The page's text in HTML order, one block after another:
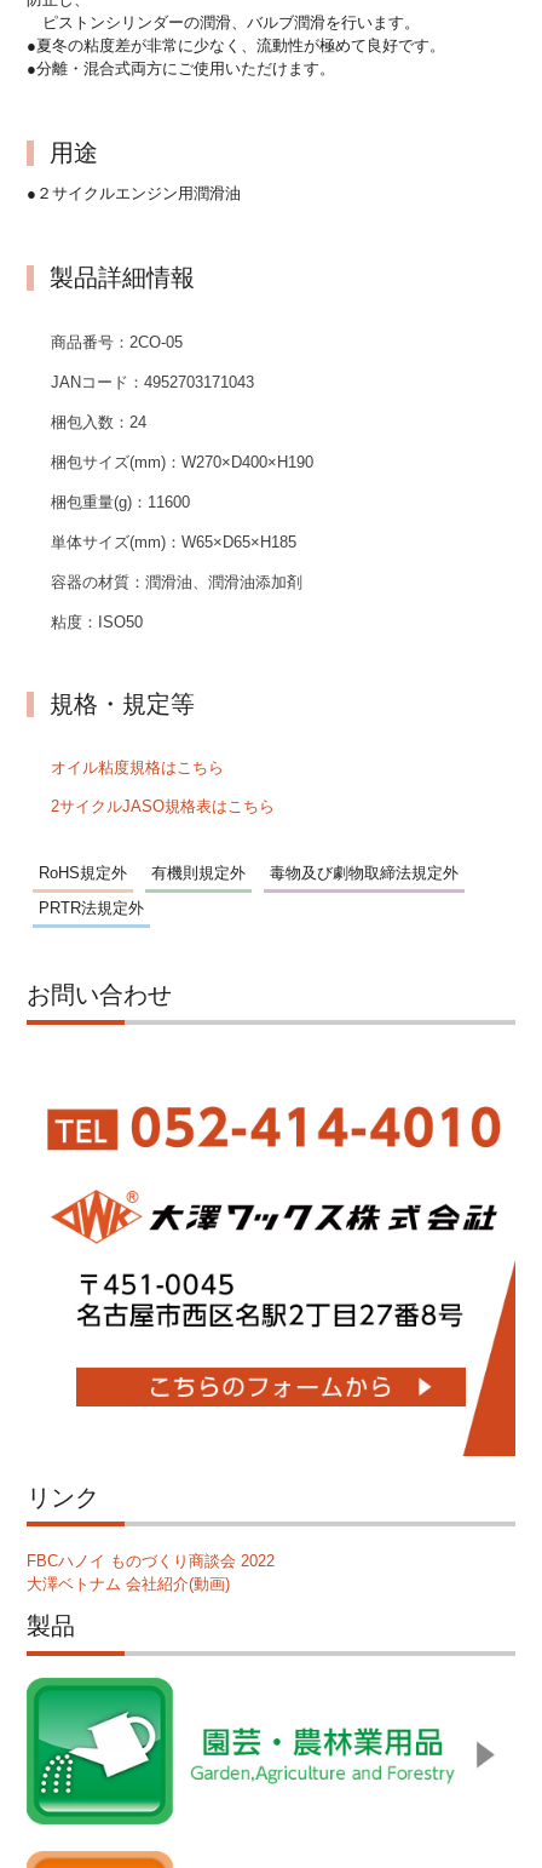
ピストンシリンダーの潤滑、バルブ潤滑を行います。
●夏冬の粘度差が非常に少なく、流動性が極めて良好です。
●分離・混合式両方にご使用いただけます。
用途
●２サイクルエンジン用潤滑油
製品詳細情報
商品番号： 2CO-05
JANコード：4952703171043
梱包入数： 24
梱包サイズ(mm)：W270×D400×H190
梱包重量(g)： 11600
単体サイズ(mm)：W65×D65×H185
容器の材質：潤滑油、潤滑油添加剤
粘度： ISO50
規格・規定等
オイル粘度規格はこちら
2サイクルJASO規格表はこちら
RoHS規定外 有機則規定外
毒物及び劇物取締法規定外
PRTR法規定外
お問い合わせ
リンク
FBCハノイ ものづくり商談会 2022
大澤ベトナム 会社紹介(動画)
製品